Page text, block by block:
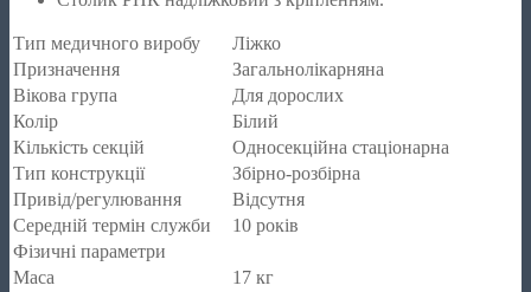
Тип медичного виробу
Ліжко
Призначення
Загальнолікарняна
Вікова група
Для дорослих
Колір
Білий
Кількість секцій
Односекційна стаціонарна
Тип конструкції
Збірно-розбірна
Привід/регулювання
Відсутня
Середній термін служби
10 років
Фізичні параметри
Маса
17 кг